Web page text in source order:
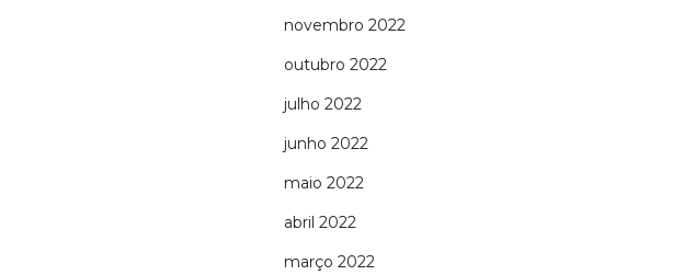
novembro 2022
outubro 2022
julho 2022
junho 2022
maio 2022
abril 2022
março 2022